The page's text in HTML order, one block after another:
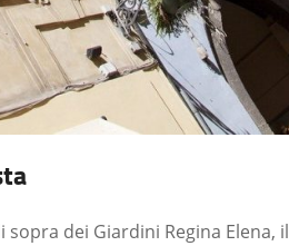
dei Giardini Regina Elena, il